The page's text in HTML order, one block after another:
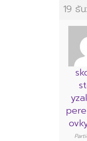
19 ธั